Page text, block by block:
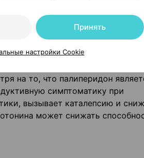
сильно связывается с
Кроме того, палиперидон
степени, Н1-
(+) - и (-) - энантиомеров
на то, что палиперидон
симптоматику при
вызывает каталепсию и
может снижать
Принять
настройки Cookie